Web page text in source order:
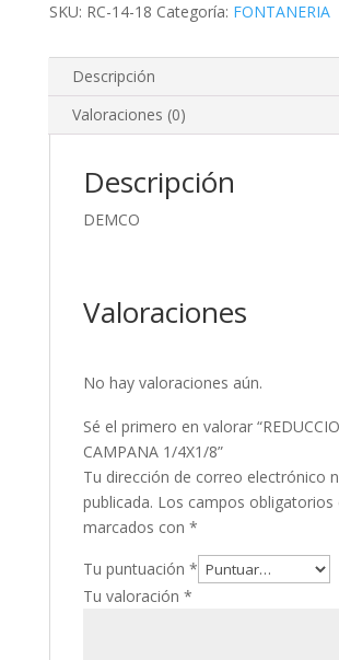
SKU: RC-14-18 Categoría: FONTANERIA
Descripción
Valoraciones (0)
Descripción
DEMCO
Valoraciones
No hay valoraciones aún.
Sé el primero en valorar
CAMPANA 1/4X1/8”
Tu dirección de correo electrónico
publicada. Los campos obligatorios
marcados con *
Tu puntuación *
Tu valoración *